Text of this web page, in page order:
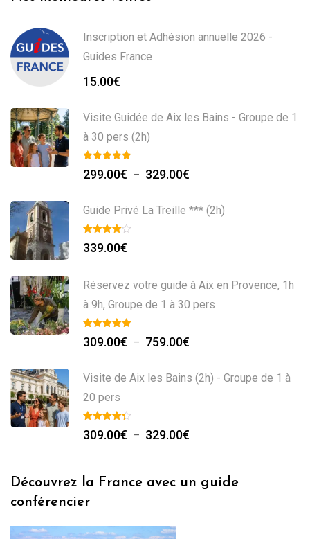
Inscription et Adhésion annuelle 2026 -
Guides France
15.00€
Visite Guidée de Aix les Bains - Groupe de 1
à 30 pers (2h)
299.00€ – 329.00€
prix :
Guide Privé La Treille *** (2h)
339.00€
Réservez votre guide à Aix en Provence, 1h
à 9h, Groupe de 1 à 30 pers
309.00€ – 759.00€
prix :
Visite de Aix les Bains (2h) - Groupe de 1 à
20 pers
309.00€ – 329.00€
309.00€
Découvrez la France avec un guide
conférencier